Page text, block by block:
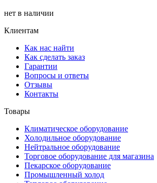
нет в наличии
Клиентам
Как нас найти
Как сделать заказ
Гарантии
Вопросы и ответы
Отзывы
Контакты
Товары
Климатическое оборудование
Холодильное оборудование
Нейтральное оборудование
Торговое оборудование для магазина
Пекарское оборудование
Промышленный холод